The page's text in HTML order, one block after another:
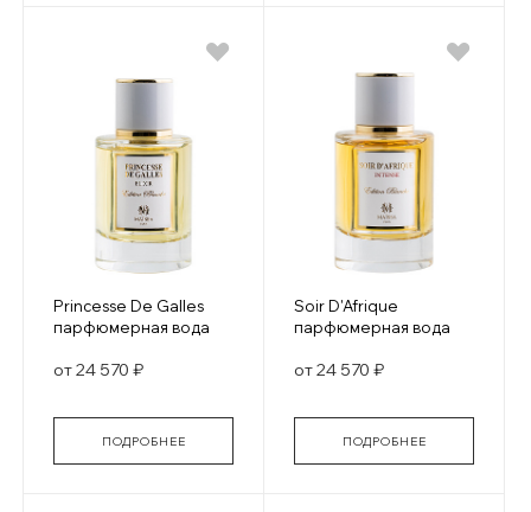
Princesse De Galles
парфюмерная вода
от 24 570 ₽
ПОДРОБНЕЕ
Soir D'Afrique
парфюмерная вода
от 24 570 ₽
ПОДРОБНЕЕ